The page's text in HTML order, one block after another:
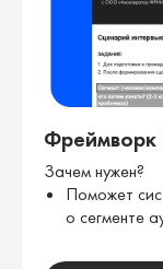
Фреймворк
Зачем нужен?
Поможет
о сегменте